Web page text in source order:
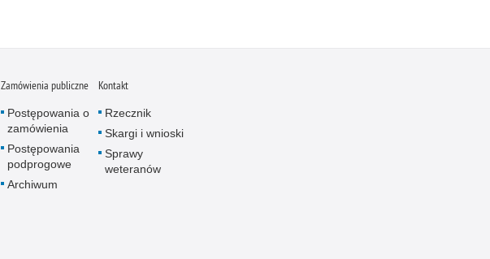
Napady na tiry
Nielegalny handel farmaceutykami
Nietrzeźwi kierujący
Nietrzeźwi opiekunowie
Zamówienia publiczne
Postępowania o
zamówienia
Postępowania
podprogowe
Archiwum
Kontakt
Rzecznik
Skargi i wnioski
Sprawy
weteranów